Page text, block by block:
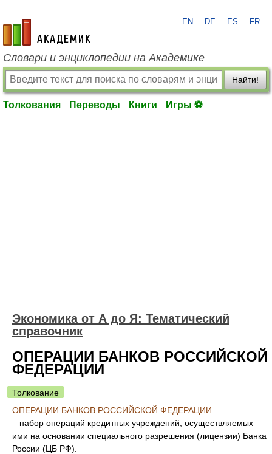
academic.ru
EN DE ES FR
Словари и энциклопедии на Академике
Найти!
Толкования Переводы Книги Игры ⚽
Экономика от А до Я: Тематический
справочник
ОПЕРАЦИИ БАНКОВ РОССИЙСКОЙ
ФЕДЕРАЦИИ
Толкование
ОПЕРАЦИИ БАНКОВ РОССИЙСКОЙ ФЕДЕРАЦИИ
– набор операций кредитных учреждений, осуществляемых
ими на основании специального разрешения (лицензии) Банка
России (ЦБ РФ).